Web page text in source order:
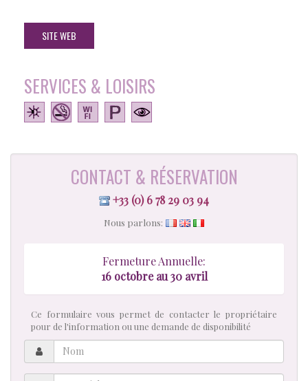
SITE WEB
SERVICES & LOISIRS
CONTACT & RÉSERVATION
+33 (0) 6 78 29 03 94
Nous parlons:
Fermeture Annuelle:
16 octobre au 30 avril
Ce formulaire vous permet de contacter le propriétaire
pour de l'information ou une demande de disponibilité
Nom